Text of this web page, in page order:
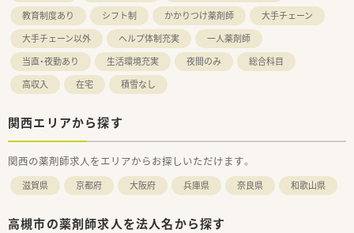
教育制度あり
シフト制 かかりつけ薬剤師
大手チェーン
大手チェーン以外
ヘルプ体制充実
一人薬剤師
当直・夜勤あり
生活環境充実 夜間のみ
総合科目
高収入
在宅 積雪なし
関西エリアから探す
関西の薬剤師求人をエリアからお探しいただけます。
滋賀県 京都府 大阪府 兵庫県 奈良県 和歌山県
高槻市の薬剤師求人を法人名から探す